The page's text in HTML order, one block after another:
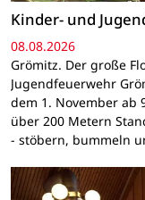
Kinder- und
08.08.2026
Grömitz. Der große
Jugendfeuerwehr
dem 1. November ab
über 200 Metern
- stöbern, bummeln